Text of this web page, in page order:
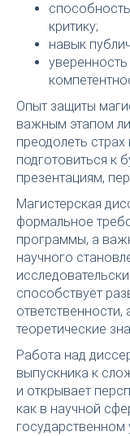
критику;
навык
Опыт защиты
важным этапом
преодолеть
подготовиться к
презентациям,
Магистерская
формальное
программы, а
научного
способствует
теоретические
Работа над
выпускника к
и открывает
как в научной